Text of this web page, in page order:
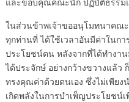
ในส่วนข้าพเจ้าขออนุโมทนาคณ
ทุกท่านที่ ได้ใช้เวลาอันมีค่าในก
ประโยชน์ตน หลังจากที่ได้ทำงาน
ได้ประจักษ์ อย่างกว้างขวางแล้ว
ทรงคุณค่าด้วยตนเอง ซึ่งไม่เพียง
เกิดพลังในการบำเพ็ญประโยชน์